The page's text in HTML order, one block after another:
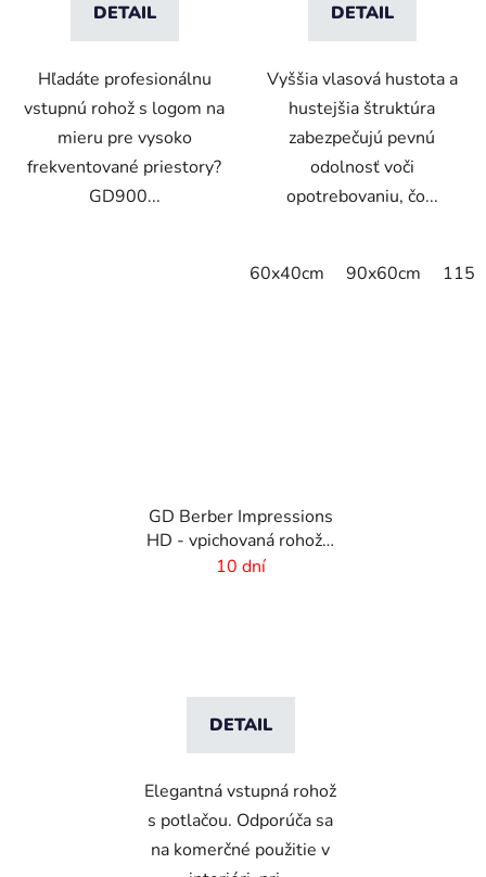
DETAIL
Hľadáte profesionálnu
vstupnú rohož s logom na
mieru pre vysoko
frekventované priestory?
GD900...
DETAIL
Vyššia vlasová hustota a
hustejšia štruktúra
zabezpečujú pevnú
odolnosť voči
opotrebovaniu, čo...
60x40cm 90x60cm
GD Berber Impressions
HD - vpichovaná rohož s
logom
10 dní
DETAIL
Elegantná vstupná rohož
s potlačou. Odporúča sa
na komerčné použitie v